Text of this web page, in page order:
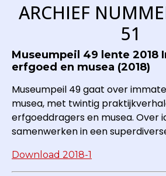
ARCHIEF
51
Museumpeil 49 lente 2018
erfgoed en musea (2018)
Museumpeil 49 gaat over
musea, met twintig
erfgoeddragers en musea. Over
samenwerken in een
Download 2018-1